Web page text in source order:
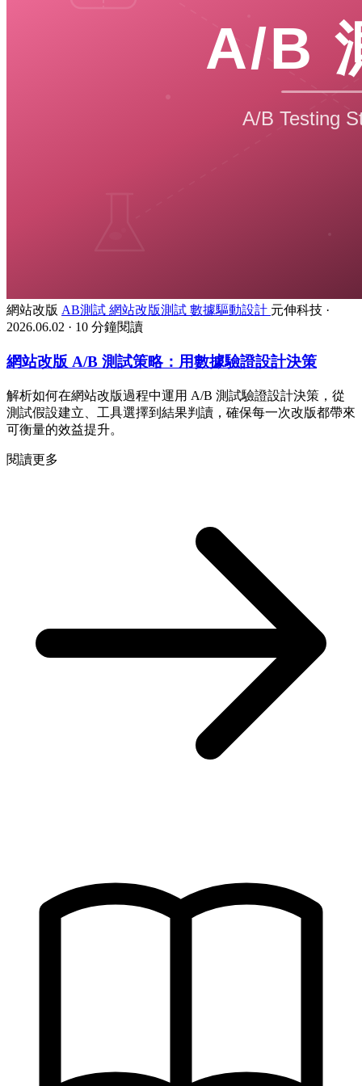
網站改版 AB測試 網站改版測試 數據驅動設計 元伸科技 ·
2026.06.02 · 10 分鐘閱讀
網站改版 A/B 測試策略：用數據驗證設計決策
解析如何在網站改版過程中運用 A/B 測試驗證設計決策，從
測試假設建立、工具選擇到結果判讀，確保每一次改版都帶來
可衡量的效益提升。
閱讀更多